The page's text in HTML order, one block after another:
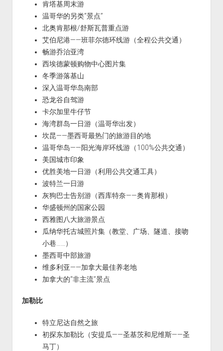
肯塔基周末游
温哥华的另类“景点”
北奥肯那根/舒斯瓦普重点游
艾伯尼港——班菲尔德环线游（全程公共交通）
畅游乔治亚湾
西埃德蒙顿购物中心图片集
冬季游落基山
深入温哥华岛南部
恐龙谷自驾游
卡尔加里牛仔节
海湾群岛一日游（温哥华出发）
坎昆——墨西哥最热门的旅游目的地
温哥华岛——阳光海岸环线游（100%公共交通）
美国城市印象
优胜美地一日游（利用公共交通工具）
波特兰一日游
灰狗巴士告别游（西库特奈——奥肯那根）
华盛顿州的国家公园
西雅图八大旅游景点
瓜纳华托古城照片集（教堂、广场、隧道、接吻
小巷……）
墨西哥中部旅游
维多利亚——加拿大最佳养老地
加拿大的“非主流”景点
加勒比
特立尼达自然之旅
初探东加勒比（安提瓜——圣基茨和尼维斯——圣
马丁）